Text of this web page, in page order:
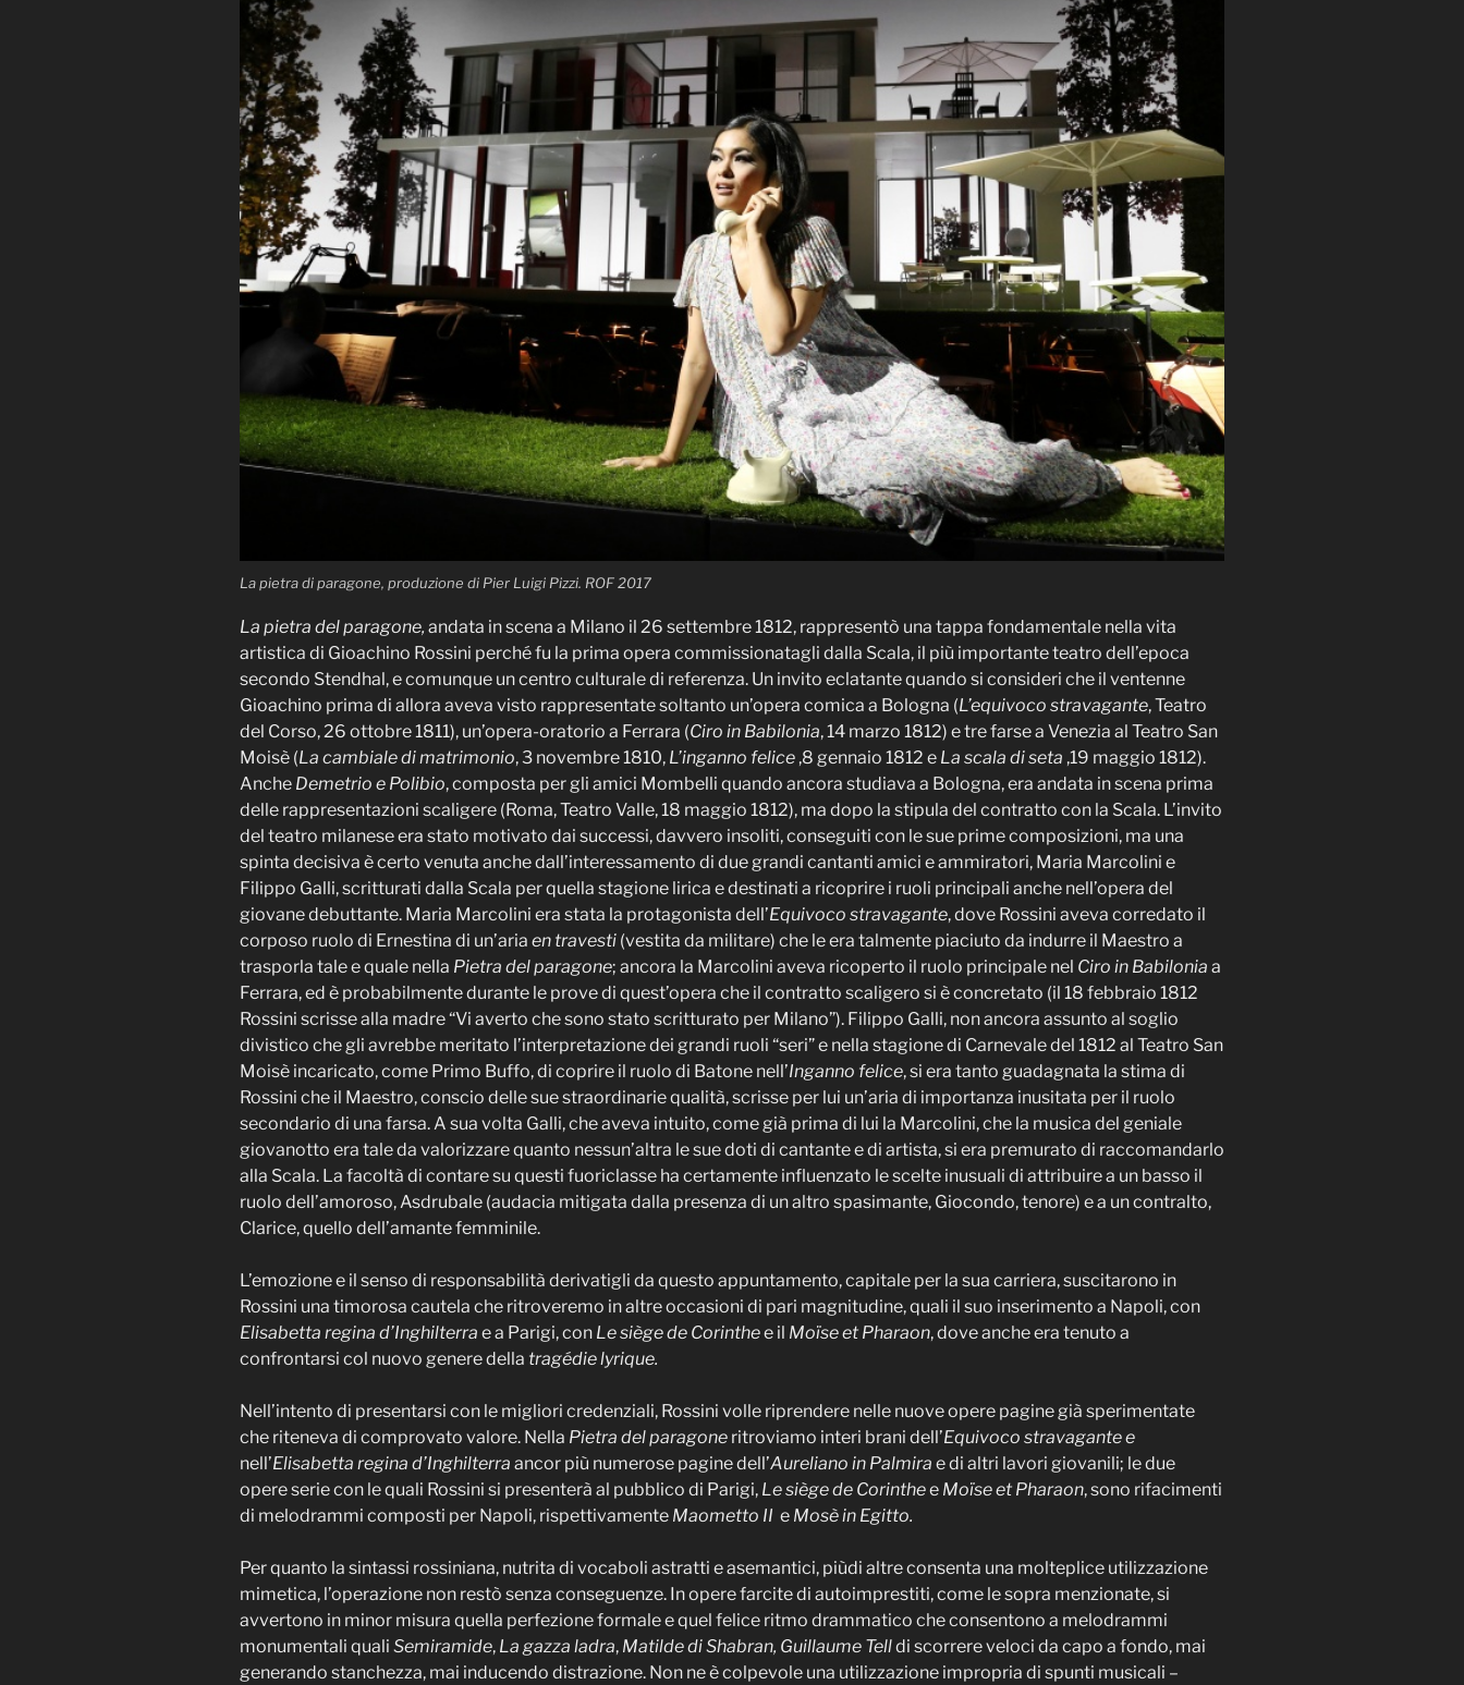
La pietra di paragone, produzione di Pier Luigi Pizzi. ROF 2017
La pietra del paragone, andata in scena a Milano il 26 settembre 1812, rappresentò una tappa fondamentale nella vita
artistica di Gioachino Rossini perché fu la prima opera commissionatagli dalla Scala, il più importante teatro dell’epoca
secondo Stendhal, e comunque un centro culturale di referenza. Un invito eclatante quando si consideri che il ventenne
Gioachino prima di allora aveva visto rappresentate soltanto un’opera comica a Bologna (L’equivoco stravagante, Teatro
del Corso, 26 ottobre 1811), un’opera-oratorio a Ferrara (Ciro in Babilonia, 14 marzo 1812) e tre farse a Venezia al Teatro San
Moisè (La cambiale di matrimonio, 3 novembre 1810, L’inganno felice ,8 gennaio 1812 e La scala di seta ,19 maggio 1812).
Anche Demetrio e Polibio, composta per gli amici Mombelli quando ancora studiava a Bologna, era andata in scena prima
delle rappresentazioni scaligere (Roma, Teatro Valle, 18 maggio 1812), ma dopo la stipula del contratto con la Scala. L’invito
del teatro milanese era stato motivato dai successi, davvero insoliti, conseguiti con le sue prime composizioni, ma una
spinta decisiva è certo venuta anche dall’interessamento di due grandi cantanti amici e ammiratori, Maria Marcolini e
Filippo Galli, scritturati dalla Scala per quella stagione lirica e destinati a ricoprire i ruoli principali anche nell’opera del
giovane debuttante. Maria Marcolini era stata la protagonista dell’Equivoco stravagante, dove Rossini aveva corredato il
corposo ruolo di Ernestina di un’aria en travesti (vestita da militare) che le era talmente piaciuto da indurre il Maestro a
trasporla tale e quale nella Pietra del paragone; ancora la Marcolini aveva ricoperto il ruolo principale nel Ciro in Babilonia a
Ferrara, ed è probabilmente durante le prove di quest’opera che il contratto scaligero si è concretato (il 18 febbraio 1812
Rossini scrisse alla madre “Vi averto che sono stato scritturato per Milano”). Filippo Galli, non ancora assunto al soglio
divistico che gli avrebbe meritato l’interpretazione dei grandi ruoli “seri” e nella stagione di Carnevale del 1812 al Teatro San
Moisè incaricato, come Primo Buffo, di coprire il ruolo di Batone nell’Inganno felice, si era tanto guadagnata la stima di
Rossini che il Maestro, conscio delle sue straordinarie qualità, scrisse per lui un’aria di importanza inusitata per il ruolo
secondario di una farsa. A sua volta Galli, che aveva intuito, come già prima di lui la Marcolini, che la musica del geniale
giovanotto era tale da valorizzare quanto nessun’altra le sue doti di cantante e di artista, si era premurato di raccomandarlo
alla Scala. La facoltà di contare su questi fuoriclasse ha certamente influenzato le scelte inusuali di attribuire a un basso il
ruolo dell’amoroso, Asdrubale (audacia mitigata dalla presenza di un altro spasimante, Giocondo, tenore) e a un contralto,
Clarice, quello dell’amante femminile.
L’emozione e il senso di responsabilità derivatigli da questo appuntamento, capitale per la sua carriera, suscitarono in
Rossini una timorosa cautela che ritroveremo in altre occasioni di pari magnitudine, quali il suo inserimento a Napoli, con
Elisabetta regina d’Inghilterra e a Parigi, con Lesiège de Corinthee il Moïse et Pharaon, dove anche era tenuto a
confrontarsi col nuovo genere della tragédie lyrique.
Nell’intento di presentarsi con le migliori credenziali, Rossini volle riprendere nelle nuove opere pagine già sperimentate
che riteneva di comprovato valore. Nella Pietra del paragone ritroviamo interi brani dell’Equivoco stravagante e
nell’Elisabetta regina d’Inghilterra ancor più numerose pagine dell’Aureliano in Palmira e di altri lavori giovanili; le due
opere serie con le quali Rossini si presenterà al pubblico di Parigi, Le siège de Corinthee Moïse et Pharaon, sono rifacimenti
di melodrammi composti per Napoli, rispettivamente Maometto II e Mosè in Egitto.
Per quanto la sintassi rossiniana, nutrita di vocaboli astratti e asemantici, piùdi altre consenta una molteplice utilizzazione
mimetica, l’operazione non restò senza conseguenze. In opere farcite di autoimprestiti, come le sopra menzionate, si
avvertono in minor misura quella perfezione formale e quel felice ritmo drammatico che consentono a melodrammi
monumentali quali Semiramide, La gazza ladra, Matilde di Shabran, Guillaume Telldi scorrere veloci da capo a fondo, mai
generando stanchezza, mai inducendo distrazione. Non ne è colpevole una utilizzazione impropria di spunti musicali –